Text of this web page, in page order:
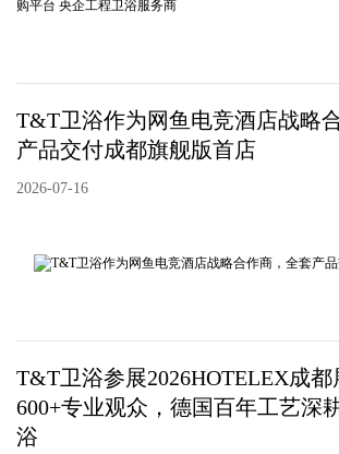
T&T卫浴作为网鱼电竞酒店战略
产品交付成都旗舰版首店
2026-07-16
T&T卫浴参展2026HOTELEX成都
600+专业观众，德国百年工艺深
浴